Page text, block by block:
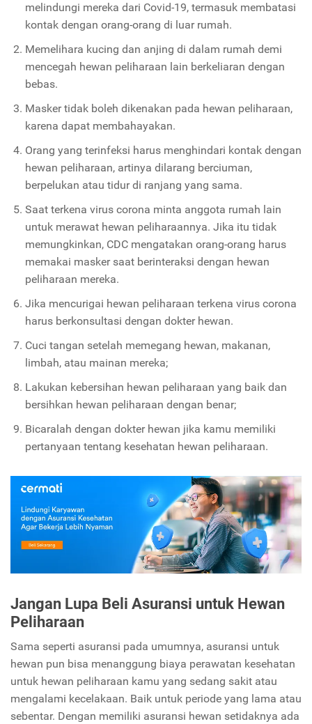
melindungi mereka dari Covid-19, termasuk membatasi
kontak dengan orang-orang di luar rumah.
Memelihara kucing dan anjing di dalam rumah demi
mencegah hewan peliharaan lain berkeliaran dengan
bebas.
Masker tidak boleh dikenakan pada hewan peliharaan,
karena dapat membahayakan.
Orang yang terinfeksi harus menghindari kontak dengan
hewan peliharaan, artinya dilarang berciuman,
berpelukan atau tidur di ranjang yang sama.
Saat terkena virus corona minta anggota rumah lain
untuk merawat hewan peliharaannya. Jika itu tidak
memungkinkan, CDC mengatakan orang-orang harus
memakai masker saat berinteraksi dengan hewan
peliharaan mereka.
Jika mencurigai hewan peliharaan terkena virus corona
harus berkonsultasi dengan dokter hewan.
Cuci tangan setelah memegang hewan, makanan,
limbah, atau mainan mereka;
Lakukan kebersihan hewan peliharaan yang baik dan
bersihkan hewan peliharaan dengan benar;
Bicaralah dengan dokter hewan jika kamu memiliki
pertanyaan tentang kesehatan hewan peliharaan.
Jangan Lupa Beli Asuransi untuk Hewan
Peliharaan
Sama seperti asuransi pada umumnya, asuransi untuk
hewan pun bisa menanggung biaya perawatan kesehatan
untuk hewan peliharaan kamu yang sedang sakit atau
mengalami kecelakaan. Baik untuk periode yang lama atau
sebentar. Dengan memiliki asuransi hewan setidaknya ada